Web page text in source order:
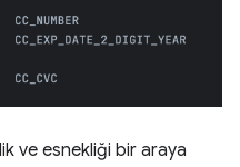
ve esnekliği bir araya